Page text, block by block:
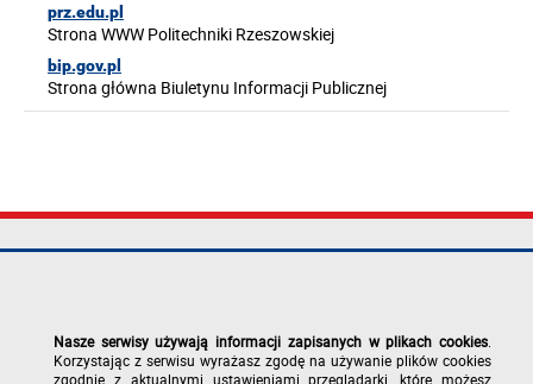
prz.edu.pl
Strona WWW Politechniki Rzeszowskiej
bip.gov.pl
Strona główna Biuletynu Informacji Publicznej
Politechnika
al. Powstańców
Warszawy 12
tel.: +48 17 865
e-mail:
kancelaria@prz.edu.pl
Mapa serwisu
prywatności
Zgłoś błąd na
Nasze serwisy używają informacji zapisanych w plikach cookies
Korzystając z serwisu wyrażasz zgodę na używanie plików cookies
zgodnie z aktualnymi ustawieniami przeglądarki, które możesz